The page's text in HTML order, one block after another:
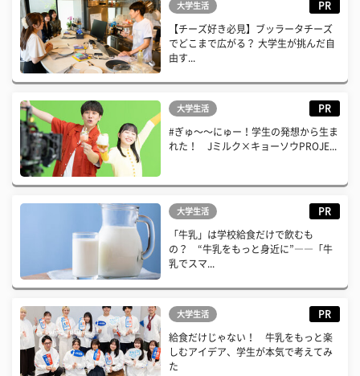
大学生活 PR
【チーズ好き必見】ブッラータチーズ
でどこまで広がる？ 大学生が挑んだ自
由す...
大学生活 PR
#ぎゅ〜〜にゅー！学生の発想から生ま
れた！ Jミルク×キョーソウPROJE...
大学生活 PR
「牛乳」は学校給食だけで飲むも
の？ “牛乳をもっと身近に”――「牛
乳でスマ...
大学生活 PR
給食だけじゃない！ 牛乳をもっと楽
しむアイデア、学生が本気で考えてみ
た